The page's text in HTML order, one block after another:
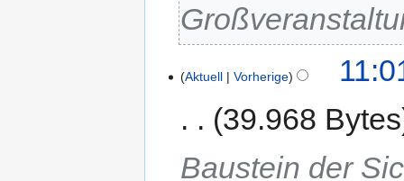
Aktuell Vorherige
39.968 Bytes
Baustein der